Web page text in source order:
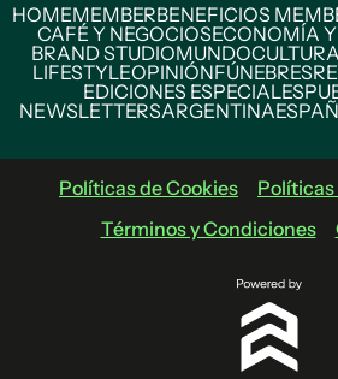
HOMEMEMBERBENEFICIOS
CAFÉ Y NEGOCIOSECONOMÍA
BRAND STUDIOMUNDO
LIFESTYLEOPINIÓNFÚNEBRES
EDICIONES ESPECIALES
NEWSLETTERSARGENTINA
Políticas de Cookies
Términos y Condiciones